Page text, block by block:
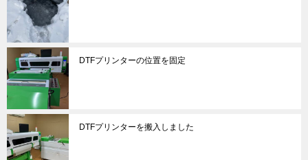
DTFプリンターの位置を固定
DTFプリンターを搬入しました